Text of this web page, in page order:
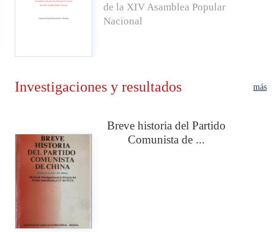
de la XIV Asamblea Popular
Nacional
Investigaciones y resultados más
Breve historia del Partido
Comunista de ...